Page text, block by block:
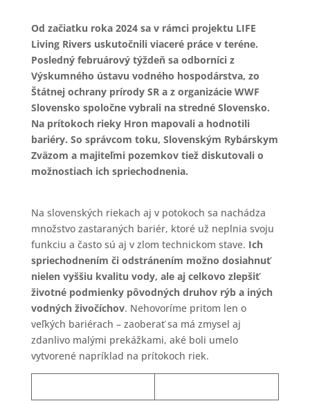
Od začiatku roka 2024 sa v rámci projektu LIFE
Living Rivers uskutočnili viaceré práce v teréne.
Posledný februárový týždeň sa odborníci z
Výskumného ústavu vodného hospodárstva, zo
Štátnej ochrany prírody SR a z organizácie WWF
Slovensko spoločne vybrali na stredné Slovensko.
Na prítokoch rieky Hron mapovali a hodnotili
bariéry. So správcom toku, Slovenským Rybárskym
Zväzom a majiteľmi pozemkov tiež diskutovali o
možnostiach ich spriechodnenia.
Na slovenských riekach aj v potokoch sa nachádza
množstvo zastaraných bariér, ktoré už neplnia svoju
funkciu a často sú aj v zlom technickom stave. Ich
spriechodnením či odstránením možno dosiahnuť
nielen vyššiu kvalitu vody, ale aj celkovo zlepšiť
životné podmienky pôvodných druhov rýb a iných
vodných živočíchov. Nehovoríme pritom len o
veľkých bariérach – zaoberať sa má zmysel aj
zdanlivo malými prekážkami, aké boli umelo
vytvorené napríklad na prítokoch riek.